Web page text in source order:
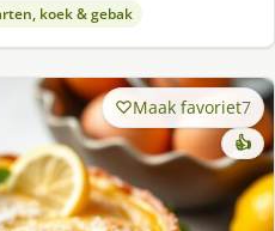
koek & gebak
Maak favoriet7
👍